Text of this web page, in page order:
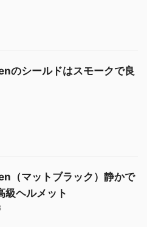
のシールドはスモークで良
（マットブラック）静かで
級ヘルメット